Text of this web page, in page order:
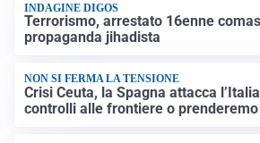
INDAGINE DIGOS
Terrorismo, arrestato 16enne
propaganda jihadista
NON SI FERMA LA TENSIONE
Crisi Ceuta, la Spagna attacca
controlli alle frontiere o